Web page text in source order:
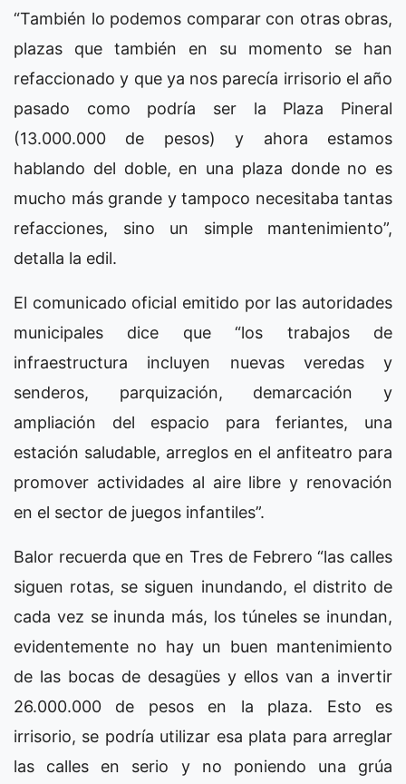
“También lo podemos comparar con otras obras,
plazas que también en su momento se han
refaccionado y que ya nos parecía irrisorio el año
pasado como podría ser la Plaza Pineral
(13.000.000 de pesos) y ahora estamos
hablando del doble, en una plaza donde no es
mucho más grande y tampoco necesitaba tantas
refacciones, sino un simple mantenimiento”,
detalla la edil.
El comunicado oficial emitido por las autoridades
municipales dice que “los trabajos de
infraestructura incluyen nuevas veredas y
senderos, parquización, demarcación y
ampliación del espacio para feriantes, una
estación saludable, arreglos en el anfiteatro para
promover actividades al aire libre y renovación
en el sector de juegos infantiles”.
Balor recuerda que en Tres de Febrero “las calles
siguen rotas, se siguen inundando, el distrito de
cada vez se inunda más, los túneles se inundan,
evidentemente no hay un buen mantenimiento
de las bocas de desagües y ellos van a invertir
26.000.000 de pesos en la plaza. Esto es
irrisorio, se podría utilizar esa plata para arreglar
las calles en serio y no poniendo una grúa